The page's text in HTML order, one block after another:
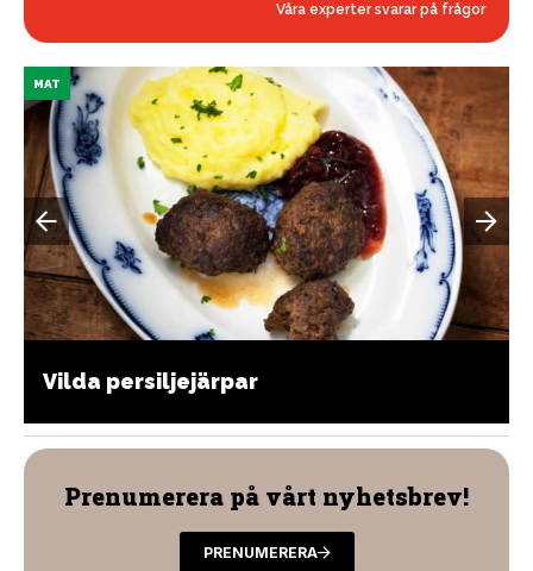
Våra experter svarar på frågor
MAT
Vilda persiljejärpar
Prenumerera på vårt nyhetsbrev!
PRENUMERERA